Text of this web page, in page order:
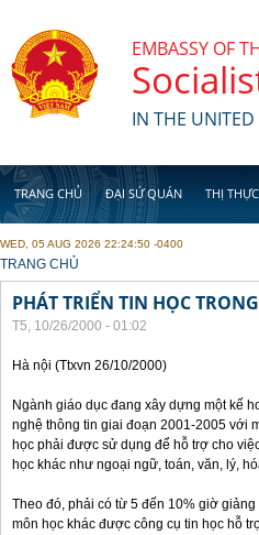
EMBASSY OF
IN THE UNITED
TRANG CHỦ ĐẠI SỨ QUÁN THỊ THỰC
WED, 05 AUG 2026 22:24:50 -0400
YOU ARE HERE
TRANG CHỦ
PHÁT TRIỂN TIN HỌC
T5, 10/26/2000 - 01:02
Hà nội (Ttxvn 26/10/2000)
Ngành giáo dục đang xây dựng một kế
nghệ thông tin giai đoạn 2001-2005 với
học phải được sử dụng để hỗ trợ cho
học khác như ngoại ngữ, toán, văn, lý,
Theo đó, phải có từ 5 đến 10% giờ
môn học khác được công cụ tin học hỗ